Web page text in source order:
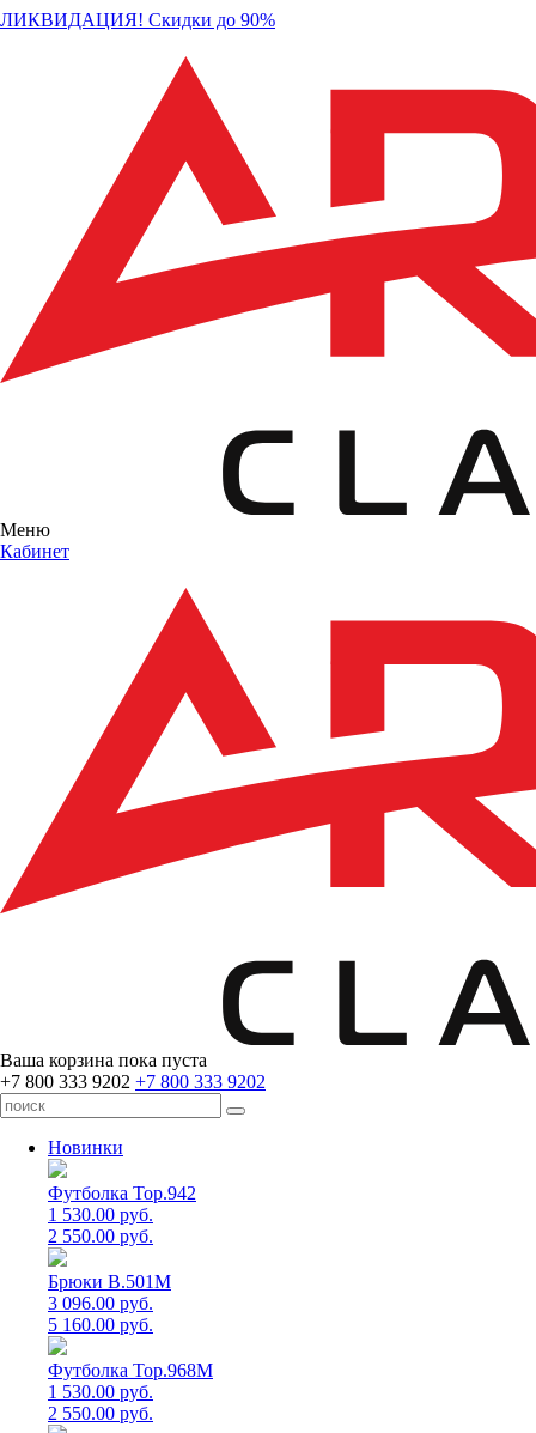
ЛИКВИДАЦИЯ! Скидки до 90%
Меню
Кабинет
Ваша корзина пока пуста
+7 800 333 9202 +7 800 333 9202
Новинки
Футболка Top.942
1 530.00 руб.
2 550.00 руб.
Брюки B.501M
3 096.00 руб.
5 160.00 руб.
Футболка Top.968M
1 530.00 руб.
2 550.00 руб.